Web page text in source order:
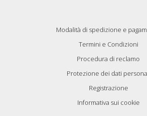
Modalità di spedizione e
Termini e Condizioni
Procedura di reclamo
Protezione dei dati
Registrazione
Informativa sui cookie